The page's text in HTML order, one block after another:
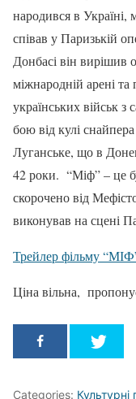
народився в
співав у Паризькій
Донбасі він вирішив
міжнародній арені
українських військ
бою від кулі
Луганське, що в
42 роки. “Міф” – це
скорочено від
виконував на сцені
Трейлер фільму
Ціна вільна,
Categories: Культурні